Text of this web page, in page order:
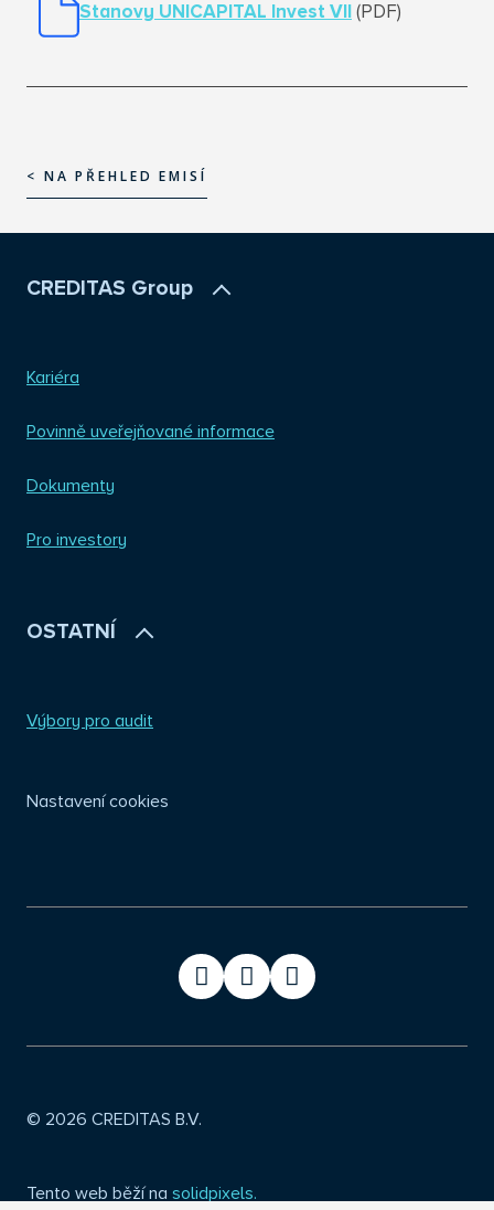
Stanovy UNICAPITAL Invest VII (PDF)
< NA PŘEHLED EMISÍ
CREDITAS Group
Kariéra
Povinně uveřejňované informace
Dokumenty
Pro investory
OSTATNÍ
Výbory pro audit
Nastavení cookies
© 2026 CREDITAS B.V.
Tento web běží na solidpixels.